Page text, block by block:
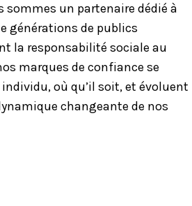
un partenaire dédié à
générations de publics
la responsabilité sociale au
marques de confiance se
où qu’il soit, et évoluent
changeante de nos